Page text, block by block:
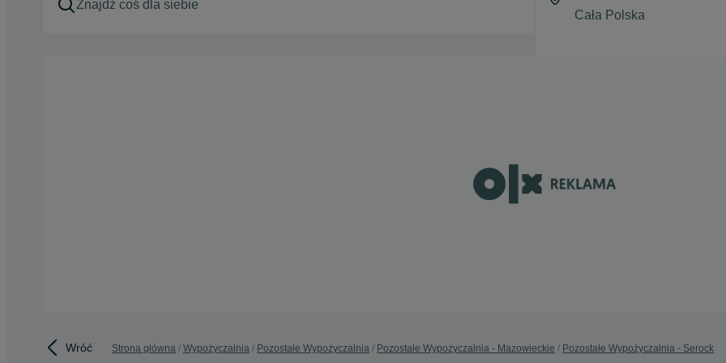
Wróć Strona główna Wypożyczalnia Pozostałe Wypożyczalnia Pozostałe Wypożyczalnia - Mazowieckie Pozostałe Wypożyczalnia - Serock